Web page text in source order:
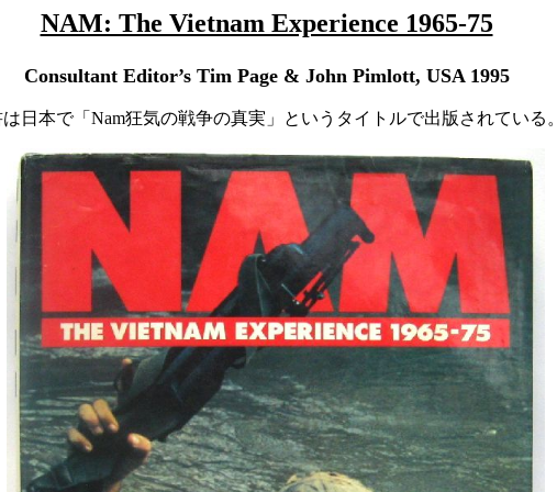
NAM: The Vietnam Experience 1965-75
Consultant Editor’s Tim Page & John Pimlott, USA 1995
日本で「Nam狂気の戦争の真実」というタイトルで出版されている。